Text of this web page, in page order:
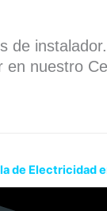
de
en nuestro
de Electricidad